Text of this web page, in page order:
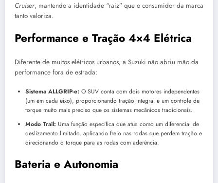
Cruiser, mantendo a identidade “raiz” que o consumidor da marca
tanto valoriza.
Performance e Tração 4×4 Elétrica
Diferente de muitos elétricos urbanos, a Suzuki não abriu mão da
performance fora de estrada:
Sistema ALLGRIP-e: O SUV conta com dois motores independentes
(um em cada eixo), proporcionando tração integral e um controle de
torque muito mais preciso que os sistemas mecânicos tradicionais.
Modo Trail: Uma função específica que atua como um diferencial de
deslizamento limitado, aplicando freio nas rodas que perdem tração e
direcionando o torque para as rodas com aderência.
Bateria e Autonomia